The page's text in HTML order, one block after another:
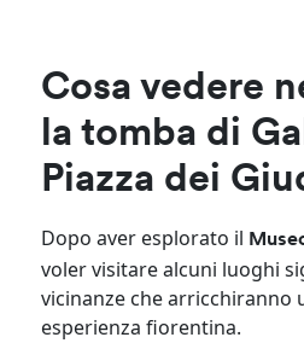
Cosa vedere
la tomba di
Piazza dei
Dopo aver esplorato il
voler visitare alcuni luoghi
vicinanze che arricchiranno
esperienza fiorentina.​